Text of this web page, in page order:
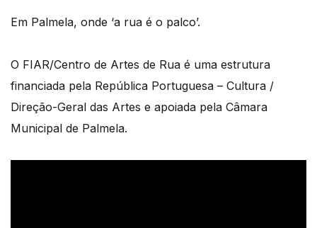
Em Palmela, onde ‘a rua é o palco’.
O FIAR/Centro de Artes de Rua é uma estrutura
financiada pela República Portuguesa – Cultura /
Direção-Geral das Artes e apoiada pela Câmara
Municipal de Palmela.